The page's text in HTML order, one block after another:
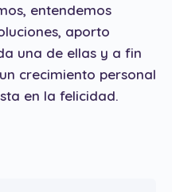
entendemos
aporto
una de ellas y a fin
crecimiento personal
en la felicidad.